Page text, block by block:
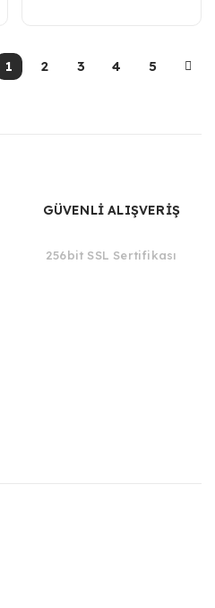
1 2 3 4 5
GÜVENLİ ALIŞVERİŞ
256bit SSL Sertifikası